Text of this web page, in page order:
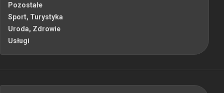
Pozostałe
Sport, Turystyka
Uroda, Zdrowie
Usługi